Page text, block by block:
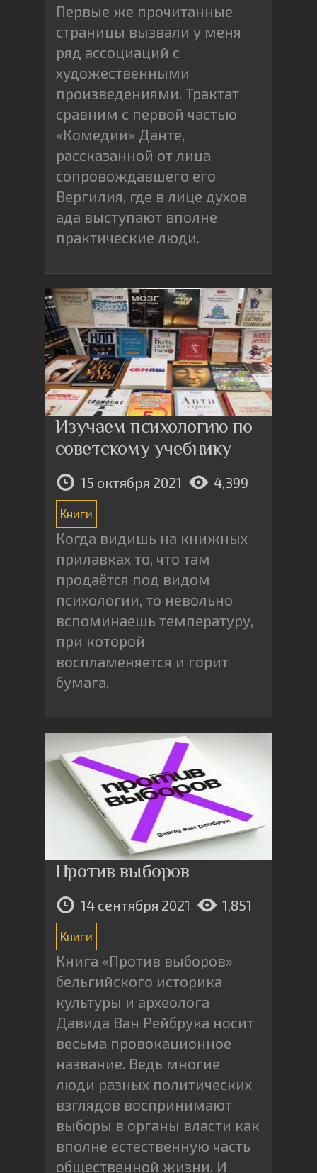
Первые же прочитанные
страницы вызвали у меня
ряд ассоциаций с
художественными
произведениями. Трактат
сравним с первой частью
«Комедии» Данте,
рассказанной от лица
сопровождавшего его
Вергилия, где в лице духов
ада выступают вполне
практические люди.
Изучаем психологию по
советскому учебнику
15 октября 2021 4,399
Книги
Когда видишь на книжных
прилавках то, что там
продаётся под видом
психологии, то невольно
вспоминаешь температуру,
при которой
воспламеняется и горит
бумага.
Против выборов
14 сентября 2021 1,851
Книги
Книга «Против выборов»
бельгийского историка
культуры и археолога
Давида Ван Рейбрука носит
весьма провокационное
название. Ведь многие
люди разных политических
взглядов воспринимают
выборы в органы власти как
вполне естественную часть
общественной жизни. И